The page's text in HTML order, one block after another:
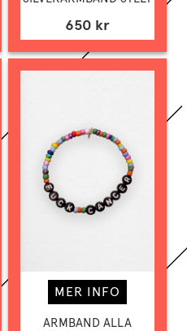
650 kr
MER INFO
ARMBAND ALLA